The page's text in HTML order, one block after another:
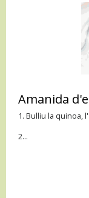
Amanida
1. Bulliu la quinoa,